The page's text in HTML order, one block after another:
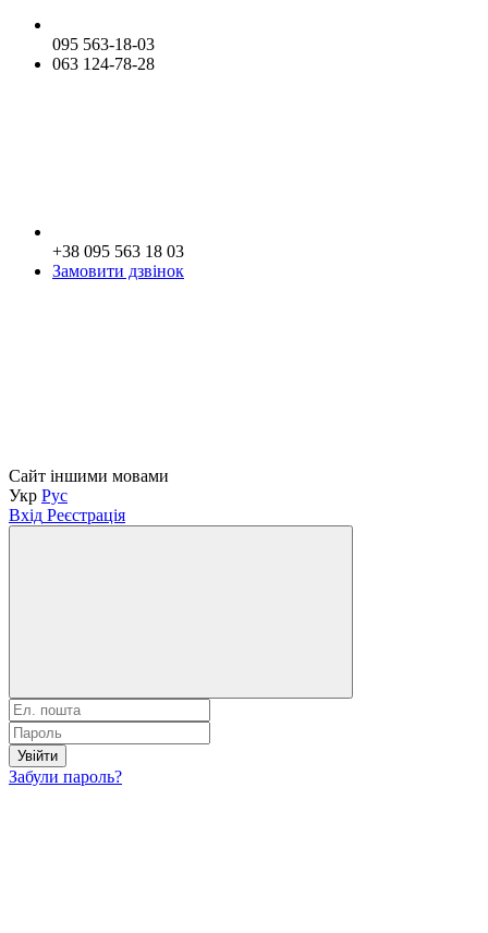
095 563-18-03
063 124-78-28
+38 095 563 18 03
Замовити дзвінок
Сайт іншими мовами
Укр Рус
Вхід Реєстрація
Увійти
Забули пароль?